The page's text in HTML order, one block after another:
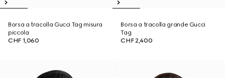
Borsa a tracolla Gucci Tag misura
piccola
CHF 1,060
Borsa a tracolla grande Gucci
Tag
CHF 2,400